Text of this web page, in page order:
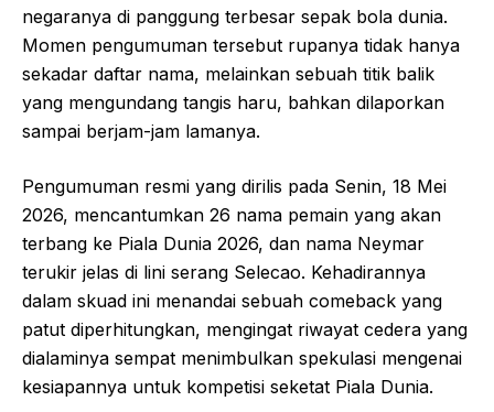
negaranya di panggung terbesar sepak bola dunia.
Momen pengumuman tersebut rupanya tidak hanya
sekadar daftar nama, melainkan sebuah titik balik
yang mengundang tangis haru, bahkan dilaporkan
sampai berjam-jam lamanya.
Pengumuman resmi yang dirilis pada Senin, 18 Mei
2026, mencantumkan 26 nama pemain yang akan
terbang ke Piala Dunia 2026, dan nama Neymar
terukir jelas di lini serang Selecao. Kehadirannya
dalam skuad ini menandai sebuah comeback yang
patut diperhitungkan, mengingat riwayat cedera yang
dialaminya sempat menimbulkan spekulasi mengenai
kesiapannya untuk kompetisi seketat Piala Dunia.